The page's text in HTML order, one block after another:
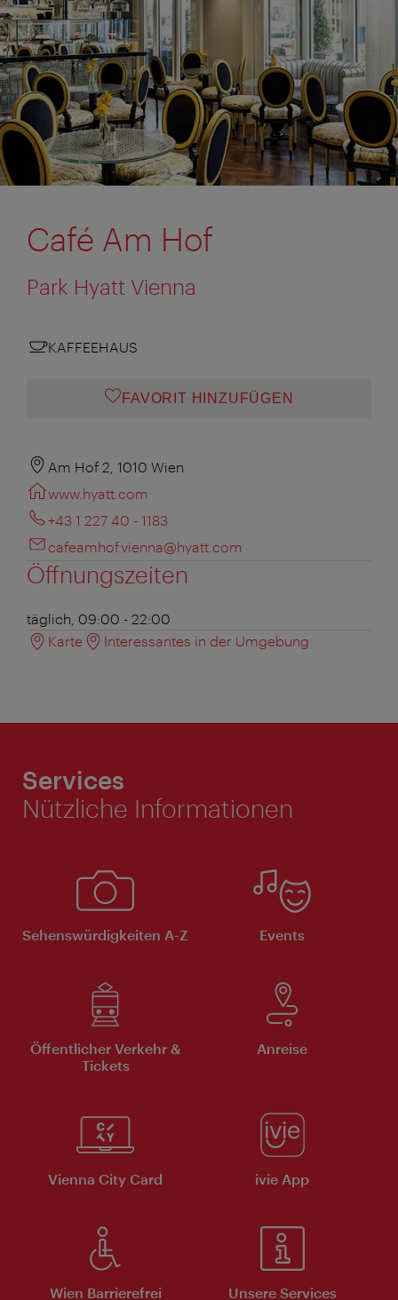
Café Am Hof
Park Hyatt Vienna
KAFFEEHAUS
FAVORIT HINZUFÜGEN
Am Hof 2, 1010 Wien
www.hyatt.com
+43 1 227 40 - 1183
cafeamhof.vienna@hyatt.com
Öffnungszeiten
täglich, 09:00 - 22:00
Karte
Interessantes in der Umgebung
Services
Nützliche Informationen
Sehenswürdigkeiten A-Z Events
Öffentlicher Verkehr &
Tickets
Anreise
Vienna City Card ivie App
Wien Barrierefrei Unsere Services